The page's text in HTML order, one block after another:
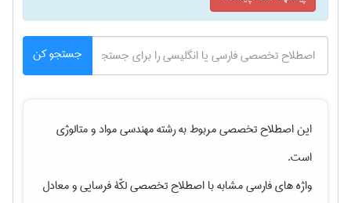
جستجو کن
این اصطلاح تخصصی مربوط به رشتهمهندسی مواد و متالوژی
است.
واژه های فارسی مشابه با اصطلاح تخصصیلکّۀ فرساییو معادل